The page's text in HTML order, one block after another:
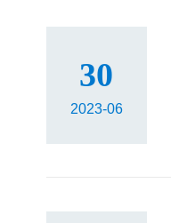
30
2023-06